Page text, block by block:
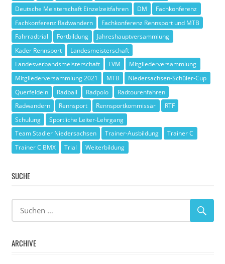
Deutsche Meisterschaft Einzelzeitfahren
DM
Fachkonferenz
Fachkonferenz Radwandern
Fachkonferenz Rennsport und MTB
Fahrradtrial
Fortbildung
Jahreshauptversammlung
Kader Rennsport
Landesmeisterschaft
Landesverbandsmeisterschaft
LVM
Mitgliederversammlung
Mitgliederversammlung 2021
MTB
Niedersachsen-Schüler-Cup
Querfeldein
Radball Radpolo
Radtourenfahren
Radwandern
Rennsport Rennsportkommissär
RTF
Schulung
Sportliche Leiter-Lehrgang
Team Stadler Niedersachsen
Trainer-Ausbildung
Trainer C
Trainer C BMX
Trial Weiterbildung
SUCHE
ARCHIVE